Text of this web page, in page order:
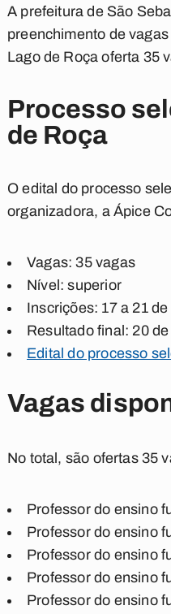
A prefeitura de São
preenchimento de
Lago de Roça oferta 35
Processo
de Roça
O edital do processo
organizadora, a Ápice
Vagas: 35 vagas
Nível: superior
Inscrições: 17 a 21
Resultado final: 20
Edital do processo
Vagas
No total, são ofertas 35
Professor do ensino
Professor do ensino
Professor do ensino
Professor do ensino
Professor do ensino